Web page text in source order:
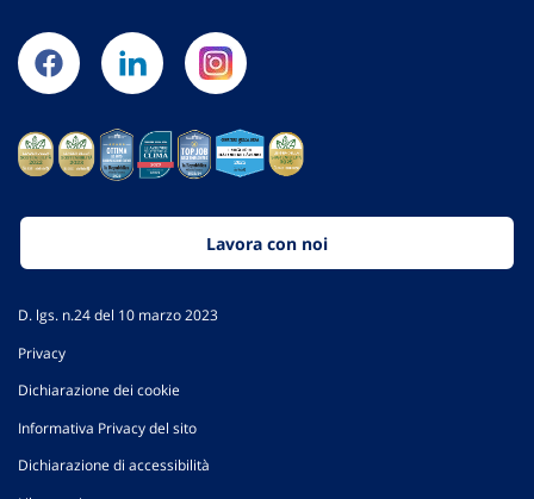
Lavora con noi
D. lgs. n.24 del 10 marzo 2023
Privacy
Dichiarazione dei cookie
Informativa Privacy del sito
Dichiarazione di accessibilità